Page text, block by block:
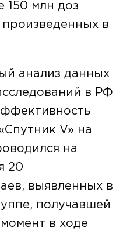
150 млн доз
в
анализ данных
в РФ
V» на
на
20
выявленных в
получавшей
в ходе